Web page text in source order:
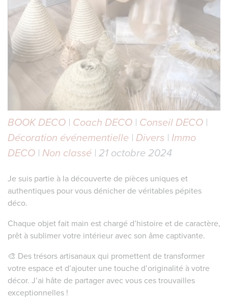
BOOK DECO | Coach DECO | Conseil DECO |
Décoration événementielle | Divers | Immo
DECO | Non classé | 21 octobre 2024
Je suis partie à la découverte de pièces uniques et
authentiques pour vous dénicher de véritables pépites
déco.
Chaque objet fait main est chargé d’histoire et de caractère,
prêt à sublimer votre intérieur avec son âme captivante.
🎨 Des trésors artisanaux qui promettent de transformer
votre espace et d’ajouter une touche d’originalité à votre
décor. J’ai hâte de partager avec vous ces trouvailles
exceptionnelles !